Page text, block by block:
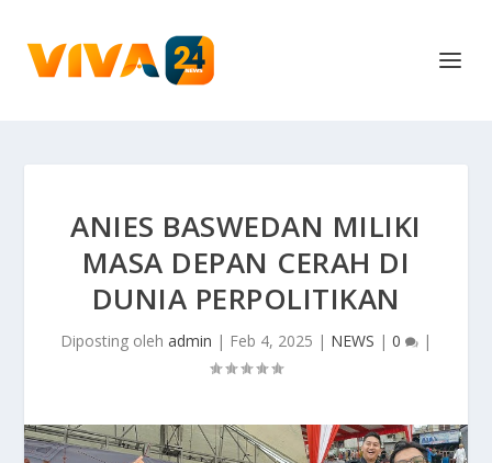
ANIES BASWEDAN MILIKI
MASA DEPAN CERAH DI
DUNIA PERPOLITIKAN
Diposting oleh admin | Feb 4, 2025 | NEWS | 0 |